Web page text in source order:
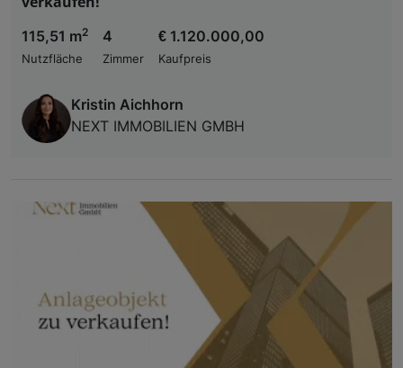
115,51 m2
Nutzfläche
4
Zimmer
€ 1.120.000,00
Kaufpreis
Kristin Aichhorn
NEXT IMMOBILIEN GMBH